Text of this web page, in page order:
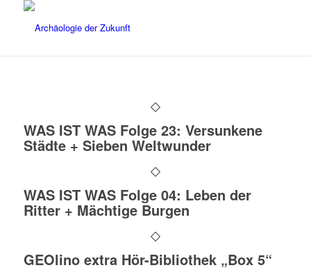
WAS IST WAS Folge 23: Versunkene
Städte + Sieben Weltwunder
WAS IST WAS Folge 04: Leben der
Ritter + Mächtige Burgen
GEOlino extra Hör-Bibliothek „Box 5“